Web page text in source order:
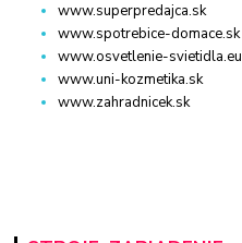
www.superpredajca.sk
www.spotrebice-domace.sk
www.osvetlenie-svietidla.eu
www.uni-kozmetika.sk
www.zahradnicek.sk